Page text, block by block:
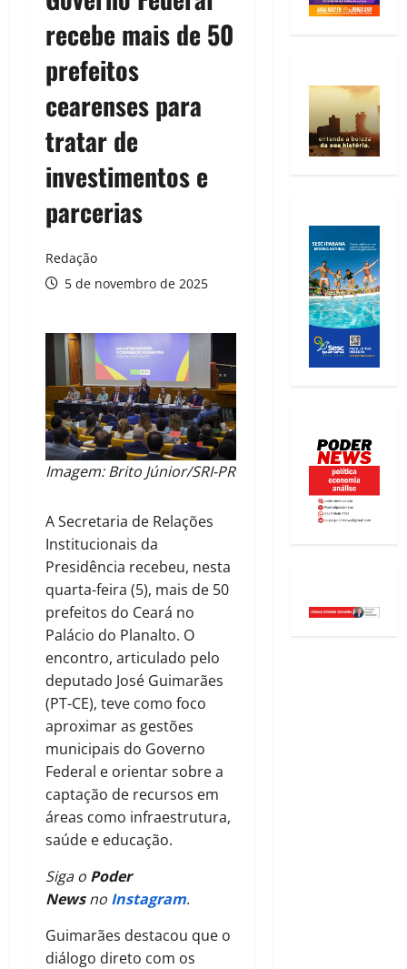
recebe mais de 50
prefeitos
cearenses para
tratar de
investimentos e
parcerias
Redação
5 de novembro de 2025
Imagem: Brito Júnior/SRI-PR
A Secretaria de Relações
Institucionais da
Presidência recebeu, nesta
quarta-feira (5), mais de 50
prefeitos do Ceará no
Palácio do Planalto. O
encontro, articulado pelo
deputado José Guimarães
(PT-CE), teve como foco
aproximar as gestões
municipais do Governo
Federal e orientar sobre a
captação de recursos em
áreas como infraestrutura,
saúde e educação.
Siga o Poder
Newsno Instagram.
Guimarães destacou que o
diálogo direto com os